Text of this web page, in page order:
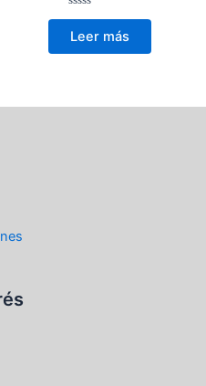
Valorado
con
0
Leer más